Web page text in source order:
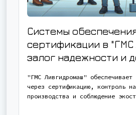
Системы
сертификации в "ГМС
залог надежности и
"ГМС Ливгидромаш" обеспечивает
через сертификацию, контроль
производства и соблюдение